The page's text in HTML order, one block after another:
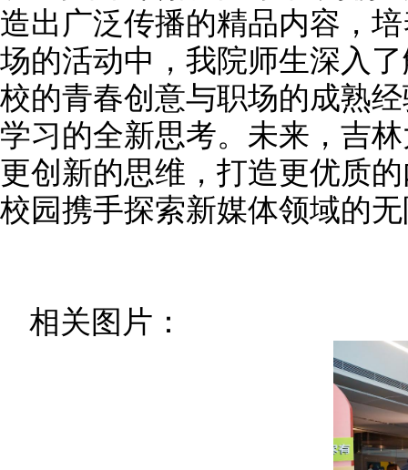
造出广泛传播的精品内容，
场的活动中，我院师生深入
校的青春创意与职场的成熟
学习的全新思考。未来，吉
更创新的思维，打造更优质
校园携手探索新媒体领域的
相关图片：